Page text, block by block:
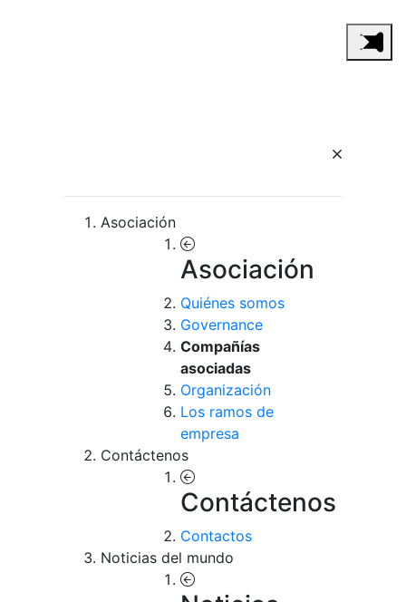
Asociación
Asociación
Quiénes somos
Governance
Compañías
asociadas
Organización
Los ramos de
empresa
Contáctenos
Contáctenos
Contactos
Noticias del mundo